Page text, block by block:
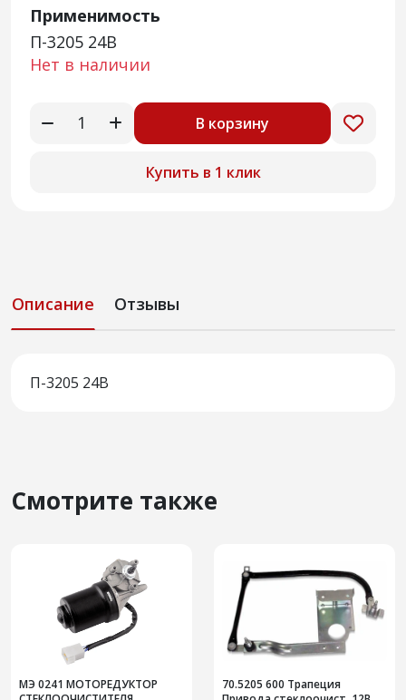
Применимость
П-3205 24В
Нет в наличии
В корзину
Купить в 1 клик
Описание Отзывы
П-3205 24В
Смотрите также
МЭ 0241 МОТОРЕДУКТОР
70.5205 600 Трапеция